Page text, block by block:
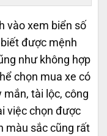
vào xem biển số
được mệnh
như không hợp
chọn mua xe có
mắn, tài lộc, công
việc chọn được
màu sắc cũng rất